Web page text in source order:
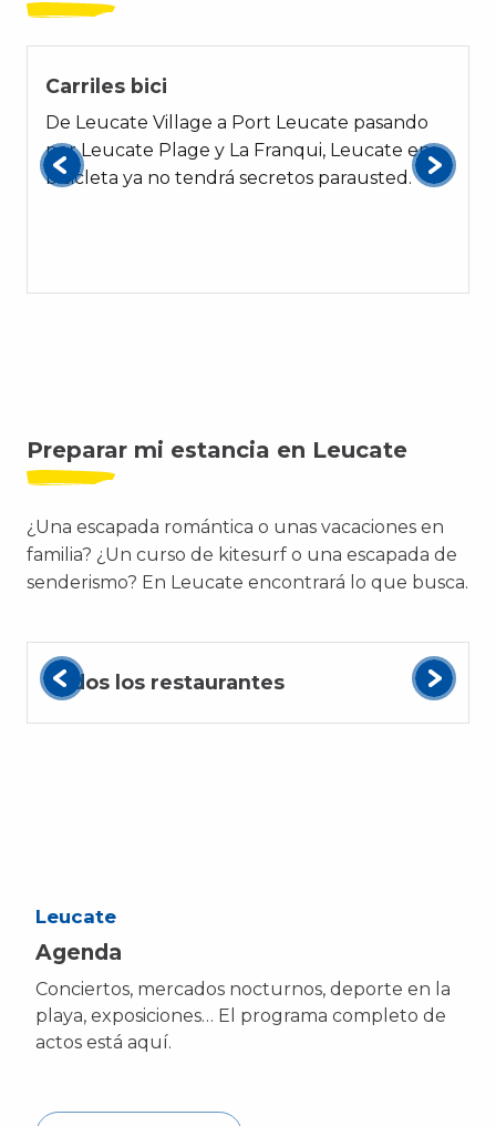
01
Carriles bici
De Leucate Village a Port Leucate pasando
por Leucate Plage y La Franqui, Leucate en
bicicleta ya no tendrá secretos parausted.
Preparar mi estancia en Leucate
¿Una escapada romántica o unas vacaciones en
familia? ¿Un curso de kitesurf o una escapada de
senderismo? En Leucate encontrará lo que busca.
Todos los restaurantes
Leucate
Agenda
Conciertos, mercados nocturnos, deporte en la
playa, exposiciones… El programa completo de
actos está aquí.